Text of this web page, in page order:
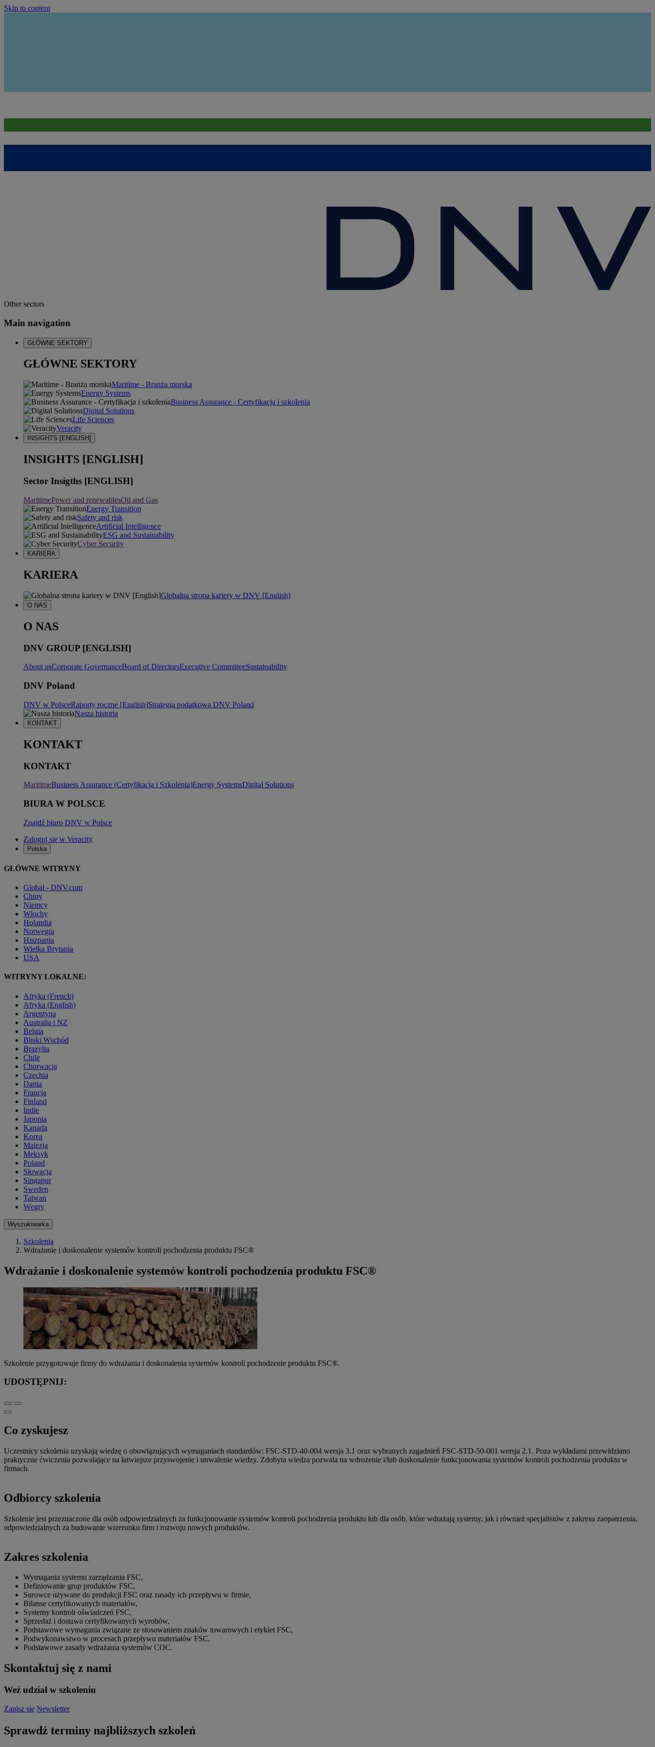
Skip to content
Other sectors
Main navigation
GŁÓWNE SEKTORY
GŁÓWNE SEKTORY
Maritime - Branża morska
Energy Systems
Business Assurance - Certyfikacja i szkolenia
Digital Solutions
Life Sciences
Veracity
INSIGHTS [ENGLISH]
INSIGHTS [ENGLISH]
Sector Insigths [ENGLISH]
MaritimePower and renewablesOil and Gas
Energy Transition
Safety and risk
Artificial Intelligence
ESG and Sustainability
Cyber Security
KARIERA
KARIERA
Globalna strona kariery w DNV [English]
O NAS
O NAS
DNV GROUP [ENGLISH]
About usCorporate GovernanceBoard of DirectorsExecutive CommitteeSustainability
DNV Poland
DNV w PolsceRaporty roczne [English]Strategia podatkowa DNV Poland
Nasza historia
KONTAKT
KONTAKT
KONTAKT
MaritimeBusiness Assurance (Certyfikacja i Szkolenia)Energy SystemsDigital Solutions
BIURA W POLSCE
Znajdź biuro DNV w Polsce
Zaloguj się w Veracity
Polska
GŁÓWNE WITRYNY
Global - DNV.com
Chiny
Niemcy
Włochy
Holandia
Norwegia
Hiszpania
Wielka Brytania
USA
WITRYNY LOKALNE:
Afryka (French)
Afryka (English)
Argentyna
Australia i NZ
Belgia
Bliski Wschód
Brazylia
Chile
Chorwacja
Czechia
Dania
Francja
Finland
Indie
Japonia
Kanada
Korea
Malezja
Meksyk
Poland
Słowacja
Singapur
Sweden
Taiwan
Węgry
Wyszukiwarka
Szkolenia
Wdrażanie i doskonalenie systemów kontroli pochodzenia produktu FSC®
Wdrażanie i doskonalenie systemów kontroli pochodzenia produktu FSC®
Szkolenie przygotowuje firmy do wdrażania i doskonalenia systemów kontroli pochodzenie produktu FSC®.
UDOSTĘPNIJ:
Co zyskujesz
Uczestnicy szkolenia uzyskają wiedzę o obowiązujących wymaganiach standardów: FSC-STD-40-004 wersja 3.1 oraz wybranych zagadnień FSC-STD-50-001 wersja 2.1. Poza wykładami przewidziano
praktyczne ćwiczenia pozwalające na łatwiejsze przyswojenie i utrwalenie wiedzy. Zdobyta wiedza pozwala na wdrożenie i/lub doskonalenie funkcjonowania systemów kontroli pochodzenia produktu w
firmach.
Odbiorcy szkolenia
Szkolenie jest przeznaczone dla osób odpowiedzialnych za funkcjonowanie systemów kontroli pochodzenia produktu lub dla osób, które wdrażają systemy, jak i również specjalistów z zakresu zaopatrzenia,
odpowiedzialnych za budowanie wizerunku firm i rozwoju nowych produktów.
Zakres szkolenia
Wymagania systemu zarządzania FSC,
Definiowanie grup produktów FSC,
Surowce używane do produkcji FSC oraz zasady ich przepływu w firmie,
Bilanse certyfikowanych materiałów,
Systemy kontroli oświadczeń FSC,
Sprzedaż i dostawa certyfikowanych wyrobów,
Podstawowe wymagania związane ze stosowaniem znaków towarowych i etykiet FSC,
Podwykonawstwo w procesach przepływu materiałów FSC,
Podstawowe zasady wdrażania systemów COC.
Skontaktuj się z nami
Weź udział w szkoleniu
Zapisz się Newsletter
Sprawdź terminy najbliższych szkoleń